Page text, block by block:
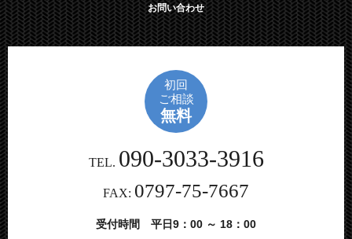
お問い合わせ
初回
ご相談
無料
TEL. 090-3033-3916
FAX: 0797-75-7667
受付時間 平日9：00 ～ 18：00